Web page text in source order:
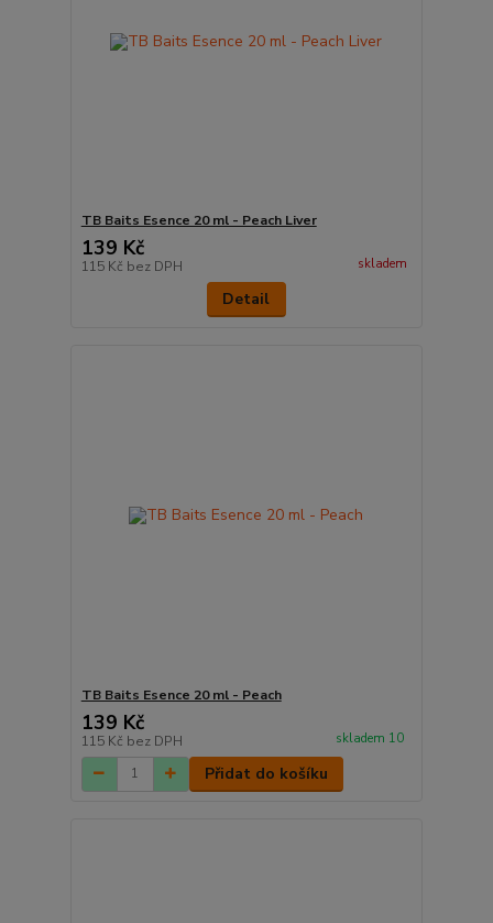
TB Baits Esence 20 ml - Peach Liver
139 Kč
115 Kč bez DPH skladem
Detail
TB Baits Esence 20 ml - Peach
139 Kč
115 Kč bez DPH skladem 10
Přidat do košíku